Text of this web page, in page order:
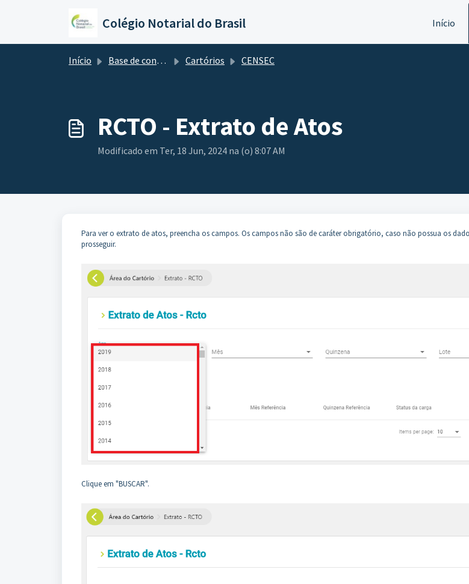
Colégio Notarial do Brasil Início
Início Base de conhecimento Cartórios CENSEC
RCTO - Extrato de Atos
Modificado em Ter, 18 Jun, 2024 na (o) 8:07 AM
Para ver o extrato de atos, preencha os campos. Os campos não são de caráter obrigatório, caso não possua os
prosseguir.
Clique em "BUSCAR".